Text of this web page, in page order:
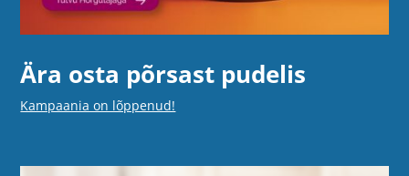
Ära osta põrsast pudelis
Kampaania on lõppenud!